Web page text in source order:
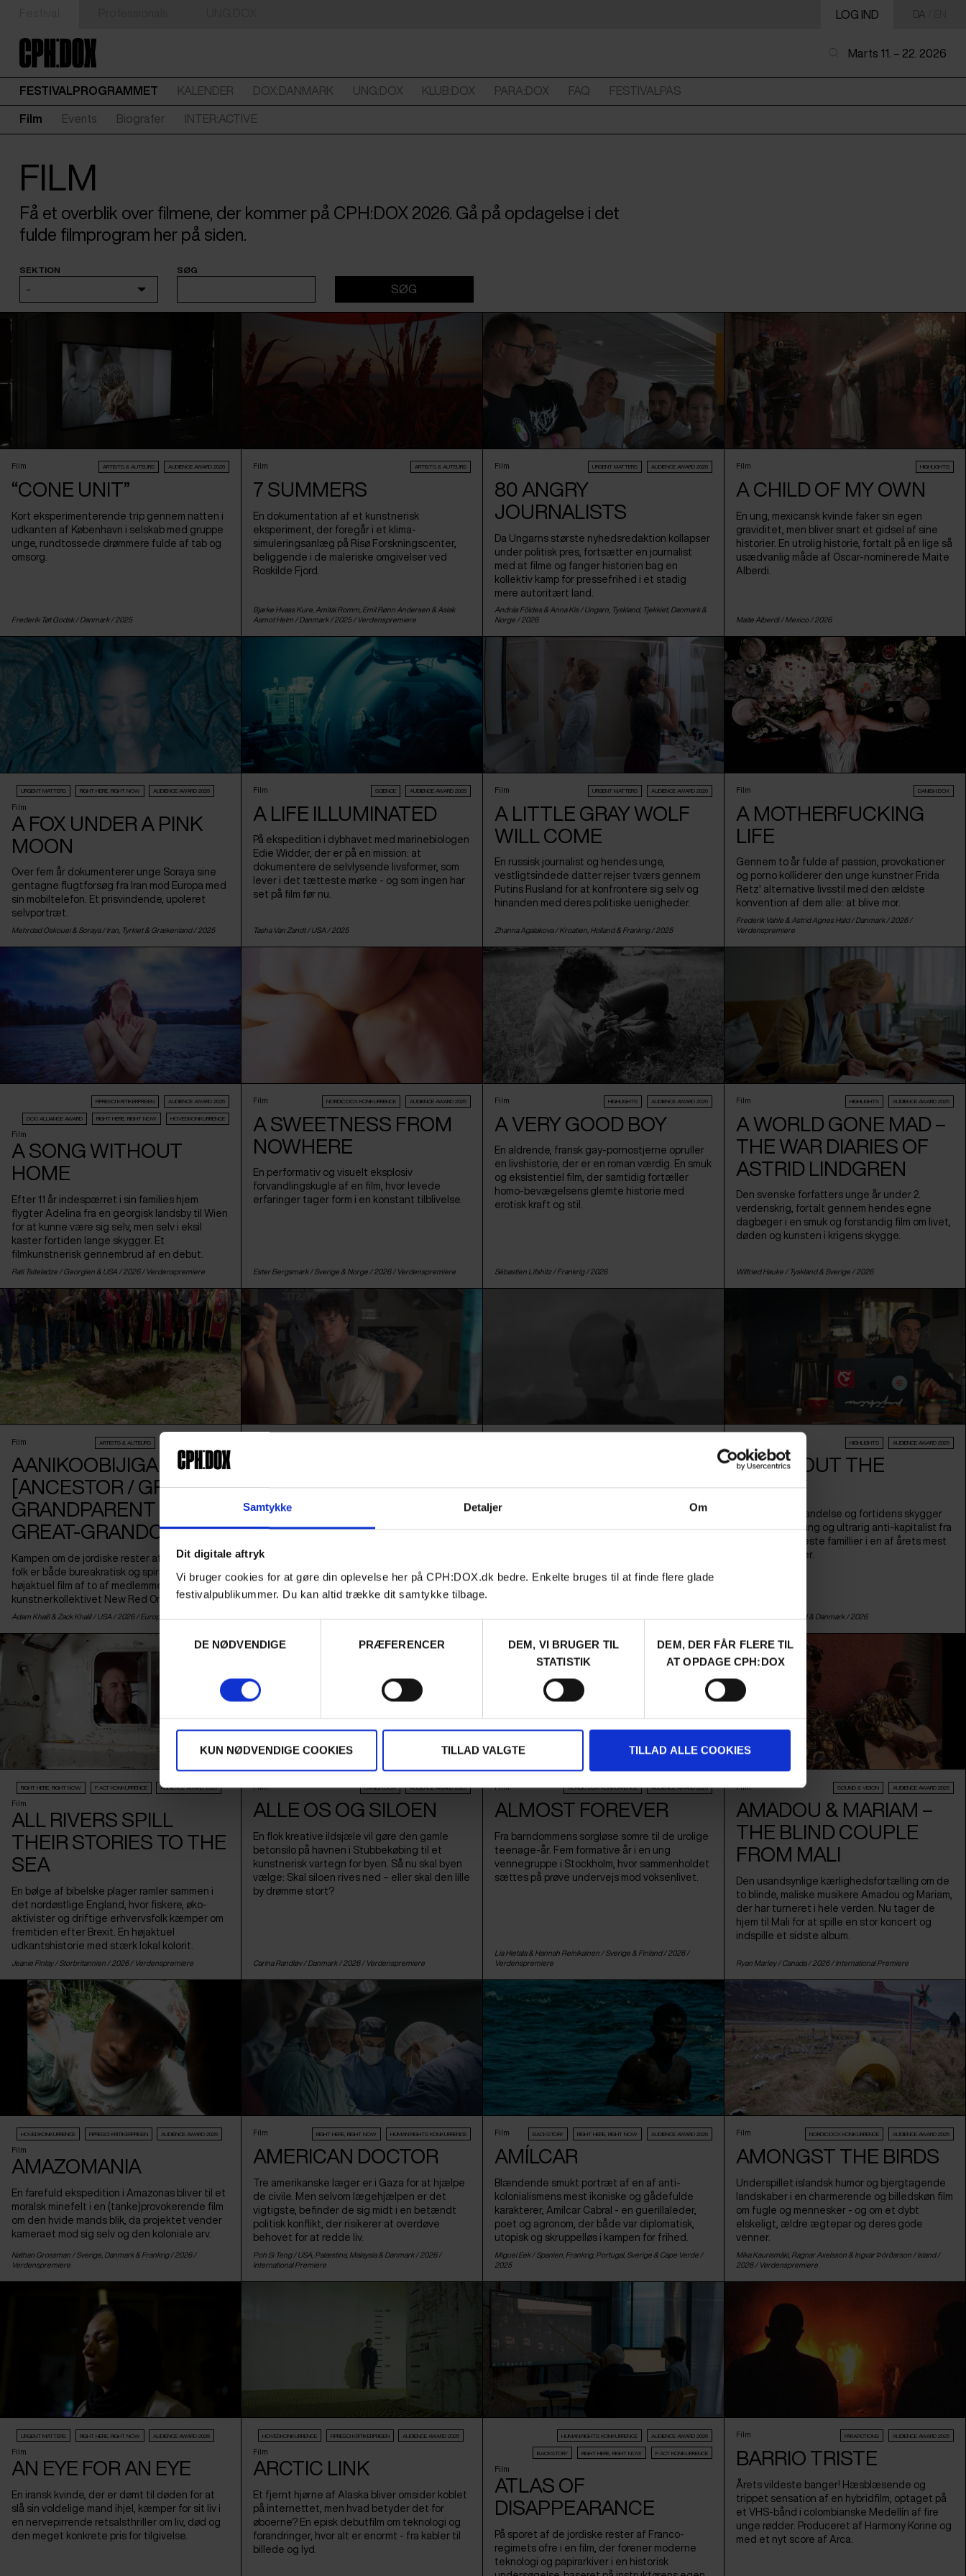
Samtykke Detaljer Om
Dit digitale aftryk
Vi bruger cookies for at gøre din oplevelse her på CPH:DOX.dk bedre. Enkelte bruges til at finde flere glade
festivalpublikummer. Du kan altid trække dit samtykke tilbage.
DE NØDVENDIGE
PRÆFERENCER
DEM, VI BRUGER TIL
STATISTIK
DEM, DER FÅR FLERE TIL
AT OPDAGE CPH:DOX
KUN NØDVENDIGE COOKIES TILLAD VALGTE TILLAD ALLE COOKIES
LOG IND DA
Marts 11. – 22. 2026
FESTIVALPROGRAMMET KALENDER DOX:DANMARK UNG:DOX KLUB:DOX PARA:DOX FAQ FESTIVALPAS
Film Events Biografer INTER:ACTIVE
FILM
Få et overblik over filmene, der kommer på CPH:DOX 2026. Gå på opdagelse i det
fulde filmprogram her på siden.
SEKTION
-
SØG
Film ARTISTS & AUTEURS AUDIENCE AWARD 2026
“CONE UNIT”
Kort eksperimenterende trip gennem natten i
udkanten af København i selskab med gruppe
unge, rundtossede drømmere fulde af tab og
omsorg.
Frederik Tøt Godsk / Danmark/ 2025
Film ARTISTS & AUTEURS
7 SUMMERS
En dokumentation af et kunstnerisk
eksperiment, der foregår i et klima-
simuleringsanlæg på Risø Forskningscenter,
beliggende i de maleriske omgivelser ved
Roskilde Fjord.
Bjarke Hvass Kure, Amitai Romm, Emil Rønn Andersen & Aslak
Aamot Helm / Danmark/ 2025 / Verdenspremiere
Film URGENT MATTERS AUDIENCE AWARD 2026
80 ANGRY
JOURNALISTS
Da Ungarns største nyhedsredaktion kollapser
under politisk pres, fortsætter en journalist
med at filme og fanger historien bag en
kollektiv kamp for pressefrihed i et stadig
mere autoritært land.
András Földes & Anna Kis / Ungarn Tyskland, Tjekkiet, Danmark&
Norge / 2026
Film HIGHLIGHTS
A CHILD OF MY OWN
En ung, mexicansk kvinde faker sin egen
graviditet, men bliver snart et gidsel af sine
historier. En utrolig historie, fortalt på en lige så
usædvanlig måde af Oscar-nominerede Maite
Alberdi.
Maite Alberdi / Mexico / 2026
Film
URGENT MATTERS RIGHT HERE, RIGHT NOW AUDIENCE AWARD 2026
A FOX UNDER A PINK
MOON
Over fem år dokumenterer unge Soraya sine
gentagne flugtforsøg fra Iran mod Europa med
sin mobiltelefon. Et prisvindende, upoleret
selvportræt.
Mehrdad Oskouei & Soraya / Iran Tyrkiet& Grækenland/ 2025
Film SCIENCE AUDIENCE AWARD 2026
A LIFE ILLUMINATED
På ekspedition i dybhavet med marinebiologen
Edie Widder, der er på en mission: at
dokumentere de selvlysende livsformer, som
lever i det tætteste mørke - og som ingen har
set på film før nu.
Tasha Van Zandt / USA / 2025
Film URGENT MATTERS AUDIENCE AWARD 2026
A LITTLE GRAY WOLF
WILL COME
En russisk journalist og hendes unge,
vestligtsindede datter rejser tværs gennem
Putins Rusland for at konfrontere sig selv og
hinanden med deres politiske uenigheder.
Zhanna Agalakova / Kroatien Holland& Frankrig/ 2025
Film DANISH:DOX
A MOTHERFUCKING
LIFE
Gennem to år fulde af passion, provokationer
og porno kolliderer den unge kunstner Frida
Retz' alternative livsstil med den ældste
konvention af dem alle: at blive mor.
Frederik Vahle & Astrid Agnes Hald / Danmark/ 2026 /
Verdenspremiere
Film
DOC ALLIANCE AWARD RIGHT HERE, RIGHT NOW HOVEDKONKURRENCE
FIPRESCI KRITIKERPRISEN AUDIENCE AWARD 2026
A SONG WITHOUT
HOME
Efter 11 år indespærret i sin families hjem
flygter Adelina fra en georgisk landsby til Wien
for at kunne være sig selv, men selv i eksil
kaster fortiden lange skygger. Et
filmkunstnerisk gennembrud af en debut.
Rati Tsiteladze / Georgien & USA / 2026 / Verdenspremiere
Film NORDIC:DOX KONKURRENCE AUDIENCE AWARD 2026
A SWEETNESS FROM
NOWHERE
En performativ og visuelt eksplosiv
forvandlingskugle af en film, hvor levede
erfaringer tager form i en konstant tilblivelse.
Ester Bergsmark / Sverige & Norge / 2026 / Verdenspremiere
Film HIGHLIGHTS AUDIENCE AWARD 2026
A VERY GOOD BOY
En aldrende, fransk gay-pornostjerne opruller
en livshistorie, der er en roman værdig. En smuk
og eksistentiel film, der samtidig fortæller
homo-bevægelsens glemte historie med
erotisk kraft og stil.
Sébastien Lifshitz / Frankrig/ 2026
Film HIGHLIGHTS AUDIENCE AWARD 2026
A WORLD GONE MAD –
THE WAR DIARIES OF
ASTRID LINDGREN
Den svenske forfatters unge år under 2.
verdenskrig, fortalt gennem hendes egne
dagbøger i en smuk og forstandig film om livet,
døden og kunsten i krigens skygge.
Wilfried Hauke / Tyskland& Sverige / 2026
Film ARTISTS & AUTEURS
AANIKOOBIJIGAN
[ANCESTOR / GREAT-
GRANDPARENT /
GREAT-GRANDCHILD]
Kampen om de jordiske rester af oprindelige
folk er både bureakratisk og spirituel i en
højaktuel film af to af medlemmerne af
kunstnerkollektivet New Red Order.
Adam Khalil & Zack Khalil / USA / 2026 / Europæisk premiere
gennem en kameralinse over to årtier. En
forældre, børn og sommerfugle, der udklækkes
sangerinden Lei Lowe på en pilgrimsrejse
kommunikerer med Jorden i søgen efter
HIGHLIGHTS AUDIENCE AWARD 2026
ALL ABOUT THE
MONEY
Pengenes forbandelse og fortidens skygger
hjemsøger en ung og ultrarig anti-kapitalist fra
en af USAs rigeste famillier i en af årets mest
utrolige historier.
Irland& Danmark/ 2026
Film
RIGHT HERE, RIGHT NOW F:ACT KONKURRENCE AUDIENCE AWARD 2026
ALL RIVERS SPILL
THEIR STORIES TO THE
SEA
En bølge af bibelske plager ramler sammen i
det nordøstlige England, hvor fiskere, øko-
aktivister og driftige erhvervsfolk kæmper om
fremtiden efter Brexit. En højaktuel
udkantshistorie med stærk lokal kolorit.
Jeanie Finlay / Storbritannien / 2026 / Verdenspremiere
Film DANISH:DOX AUDIENCE AWARD 2026
ALLE OS OG SILOEN
En flok kreative ildsjæle vil gøre den gamle
betonsilo på havnen i Stubbekøbing til et
kunstnerisk vartegn for byen. Så nu skal byen
vælge: Skal siloen rives ned – eller skal den lille
by drømme stort?
Carina Randløv / Danmark/ 2026 / Verdenspremiere
Film NORDIC:DOX KONKURRENCE AUDIENCE AWARD 2026
ALMOST FOREVER
Fra barndommens sorgløse somre til de urolige
teenage-år. Fem formative år i en ung
vennegruppe i Stockholm, hvor sammenholdet
sættes på prøve undervejs mod voksenlivet.
Lia Hietala & Hannah Reinikainen / Sverige & Finland/ 2026 /
Verdenspremiere
Film SOUND & VISION AUDIENCE AWARD 2026
AMADOU & MARIAM –
THE BLIND COUPLE
FROM MALI
Den usandsynlige kærlighedsfortælling om de
to blinde, maliske musikere Amadou og Mariam,
der har turneret i hele verden. Nu tager de
hjem til Mali for at spille en stor koncert og
indspille et sidste album.
Ryan Marley / Canada/ 2026 / International Premiere
Film
HOVEDKONKURRENCE FIPRESCI KRITIKERPRISEN AUDIENCE AWARD 2026
AMAZOMANIA
En farefuld ekspedition i Amazonas bliver til et
moralsk minefelt i en (tanke)provokerende film
om den hvide mands blik, da projektet vender
kameraet mod sig selv og den koloniale arv.
Nathan Grossman / Sverige Danmark& Frankrig/ 2026 /
Verdenspremiere
Film RIGHT HERE, RIGHT NOW HUMAN:RIGHTS KONKURRENCE
AMERICAN DOCTOR
Tre amerikanske læger er i Gaza for at hjælpe
de civile. Men selvom lægehjælpen er det
vigtigste, befinder de sig midt i en betændt
politisk konflikt, der risikerer at overdøve
behovet for at redde liv.
Poh Si Teng / USA Palæstina, Malaysia& Danmark/ 2026 /
International Premiere
Film BACKSTORY RIGHT HERE, RIGHT NOW AUDIENCE AWARD 2026
AMÍLCAR
Blændende smukt portræt af en af anti-
kolonialismens mest ikoniske og gådefulde
karakterer, Amílcar Cabral - en guerillaleder,
poet og agronom, der både var diplomatisk,
utopisk og skruppelløs i kampen for frihed.
Miguel Eek / Spanien Frankrig, Portugal, Sverige & Cape Verde /
2025
Film NORDIC:DOX KONKURRENCE AUDIENCE AWARD 2026
AMONGST THE BIRDS
Underspillet islandsk humor og bjergtagende
landskaber i en charmerende og billedskøn film
om fugle og mennesker - og om et dybt
elskeligt, ældre ægtepar og deres gode
venner.
Mika Kaurismäki, Ragnar Axelsson & Ingvar Þórðarson / Island/
2026 / Verdenspremiere
Film
URGENT MATTERS RIGHT HERE, RIGHT NOW AUDIENCE AWARD 2026
AN EYE FOR AN EYE
En iransk kvinde, der er dømt til døden for at
slå sin voldelige mand ihjel, kæmper for sit liv i
en nervepirrende retsalsthriller om liv, død og
den meget konkrete pris for tilgivelse.
Film
HOVEDKONKURRENCE FIPRESCI KRITIKERPRISEN AUDIENCE AWARD 2026
ARCTIC LINK
Et fjernt hjørne af Alaska bliver omsider koblet
på internettet, men hvad betyder det for
øboerne? En episk debutfilm om teknologi og
forandringer, hvor alt er enormt - fra kabler til
billede og lyd.
Film
BACKSTORY RIGHT HERE, RIGHT NOW F:ACT KONKURRENCE
HUMAN:RIGHTS KONKURRENCE AUDIENCE AWARD 2026
ATLAS OF
DISAPPEARANCE
På sporet af de jordiske rester af Franco-
regimets ofre i en film, der forener moderne
teknologi og papirarkiver i en historisk
Film PARAFICTIONS AUDIENCE AWARD 2026
BARRIO TRISTE
Årets vildeste banger! Hæsblæsende og
trippet sensation af en hybridfilm, optaget på
et VHS-bånd i colombianske Medellín af fire
unge rødder. Produceret af Harmony Korine og
med et nyt score af Arca.